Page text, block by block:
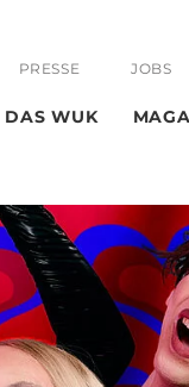
PRESSE JOBS
DAS WUK